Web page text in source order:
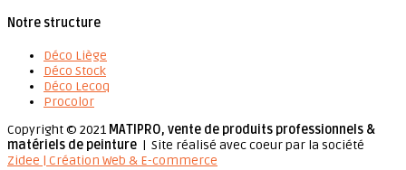
Notre structure
Déco Liège
Déco Stock
Déco Lecoq
Procolor
Copyright © 2021 MATIPRO, vente de produits professionnels &
matériels de peinture | Site réalisé avec coeur par la société
Zidee | Création Web & E-commerce